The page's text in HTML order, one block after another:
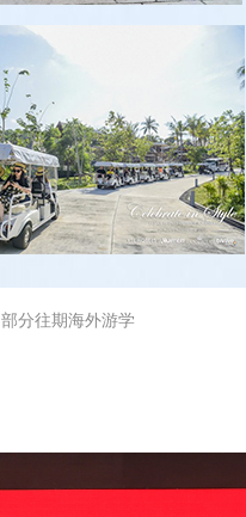
部分往期海外游学